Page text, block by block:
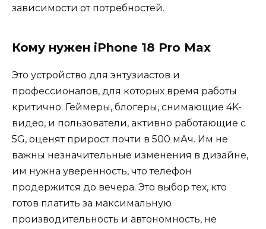
зависимости от потребностей.
Кому нужен iPhone 18 Pro Max
Это устройство для энтузиастов и
профессионалов, для которых время работы
критично. Геймеры, блогеры, снимающие 4K-
видео, и пользователи, активно работающие с
5G, оценят прирост почти в 500 мАч. Им не
важны незначительные изменения в дизайне,
им нужна уверенность, что телефон
продержится до вечера. Это выбор тех, кто
готов платить за максимальную
производительность и автономность, не